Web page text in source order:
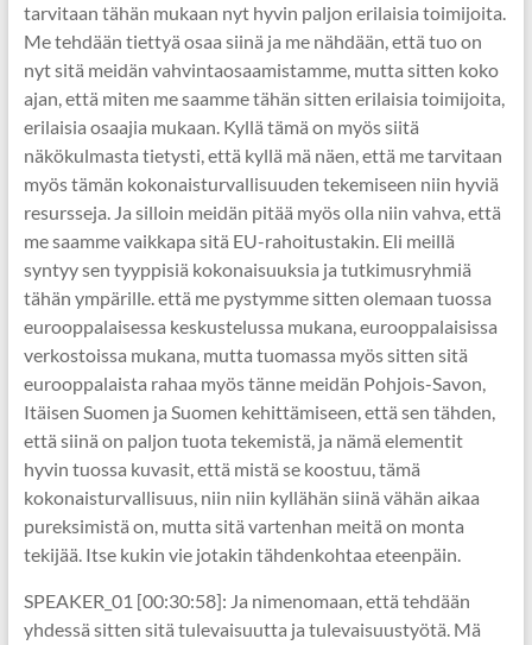
tarvitaan tähän mukaan nyt hyvin paljon erilaisia toimijoita.
Me tehdään tiettyä osaa siinä ja me nähdään, että tuo on
nyt sitä meidän vahvintaosaamistamme, mutta sitten koko
ajan, että miten me saamme tähän sitten erilaisia toimijoita,
erilaisia osaajia mukaan. Kyllä tämä on myös siitä
näkökulmasta tietysti, että kyllä mä näen, että me tarvitaan
myös tämän kokonaisturvallisuuden tekemiseen niin hyviä
resursseja. Ja silloin meidän pitää myös olla niin vahva, että
me saamme vaikkapa sitä EU-rahoitustakin. Eli meillä
syntyy sen tyyppisiä kokonaisuuksia ja tutkimusryhmiä
tähän ympärille. että me pystymme sitten olemaan tuossa
eurooppalaisessa keskustelussa mukana, eurooppalaisissa
verkostoissa mukana, mutta tuomassa myös sitten sitä
eurooppalaista rahaa myös tänne meidän Pohjois-Savon,
Itäisen Suomen ja Suomen kehittämiseen, että sen tähden,
että siinä on paljon tuota tekemistä, ja nämä elementit
hyvin tuossa kuvasit, että mistä se koostuu, tämä
kokonaisturvallisuus, niin niin kyllähän siinä vähän aikaa
pureksimistä on, mutta sitä vartenhan meitä on monta
tekijää. Itse kukin vie jotakin tähdenkohtaa eteenpäin.
SPEAKER_01 [00:30:58]: Ja nimenomaan, että tehdään
yhdessä sitten sitä tulevaisuutta ja tulevaisuustyötä. Mä